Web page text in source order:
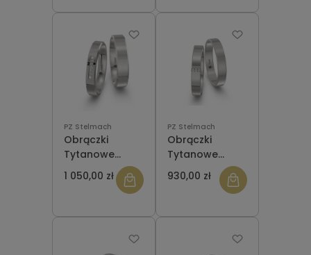
PZ Stelmach
Obrączki
Tytanowe
Płaskie
Fazowane z
1 050,00 zł
PZ Stelmach
Obrączki
Tytanowe
Płaskie z
kamieniami
930,00 zł